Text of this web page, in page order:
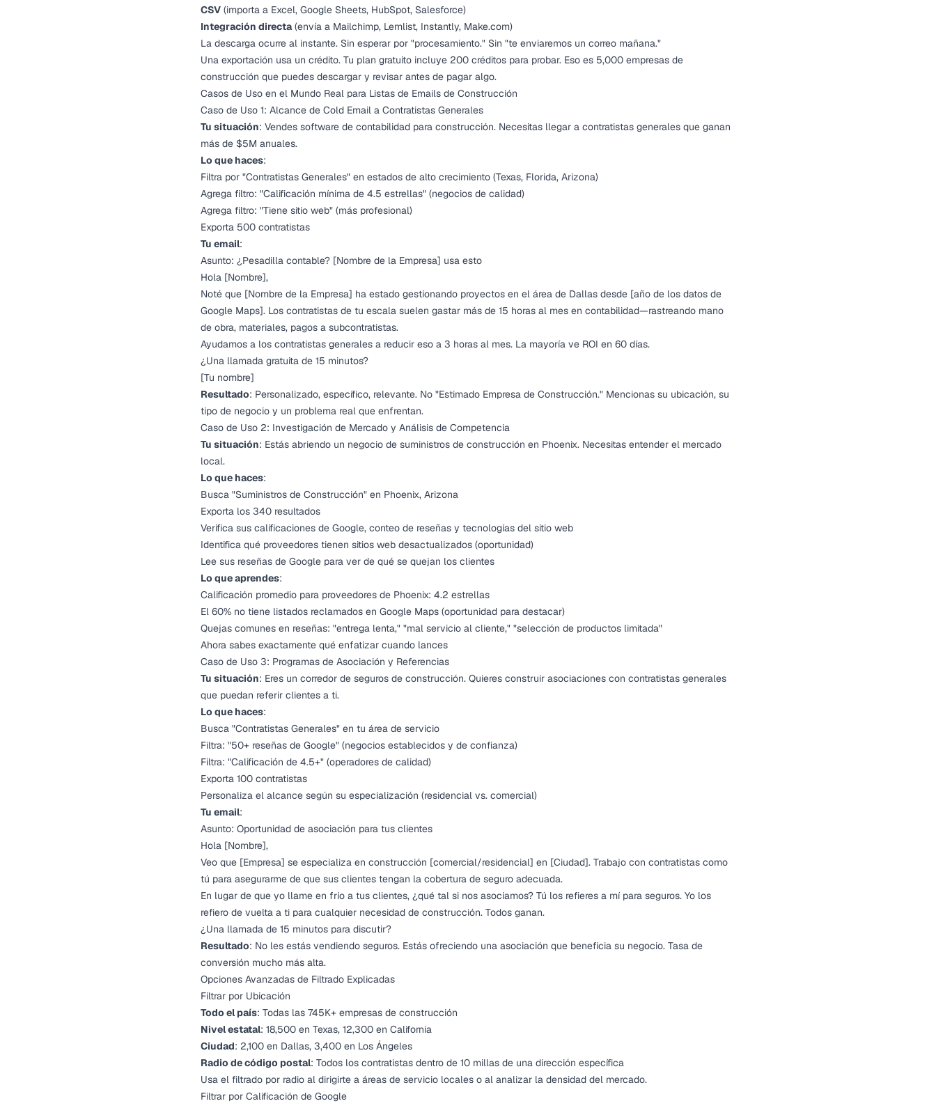
CSV (importa a Excel, Google Sheets, HubSpot, Salesforce)
Integración directa(envía a Mailchimp, Lemlist, Instantly, Make.com)
La descarga ocurre al instante. Sin esperar por "procesamiento." Sin "te enviaremos un correo mañana."
Una exportación usa un crédito. Tu plan gratuito incluye 200 créditos para probar. Eso es 5,000 empresas de
construcción que puedes descargar y revisar antes de pagar algo.
Casos de Uso en el Mundo Real para Listas de Emails de Construcción
Caso de Uso 1: Alcance de Cold Email a Contratistas Generales
Tu situación: Vendes software de contabilidad para construcción. Necesitas llegar a contratistas generales que ganan
más de $5M anuales.
Lo que haces:
Filtra por "Contratistas Generales" en estados de alto crecimiento (Texas, Florida, Arizona)
Agrega filtro: "Calificación mínima de 4.5 estrellas" (negocios de calidad)
Agrega filtro: "Tiene sitio web" (más profesional)
Exporta 500 contratistas
Tu email:
Asunto: ¿Pesadilla contable? [Nombre de la Empresa] usa esto
Hola [Nombre],
Noté que [Nombre de la Empresa] ha estado gestionando proyectos en el área de Dallas desde [año de los datos de
Google Maps]. Los contratistas de tu escala suelen gastar más de 15 horas al mes en contabilidad—rastreando mano
de obra, materiales, pagos a subcontratistas.
Ayudamos a los contratistas generales a reducir eso a 3 horas al mes. La mayoría ve ROI en 60 días.
¿Una llamada gratuita de 15 minutos?
[Tu nombre]
Resultado: Personalizado, específico, relevante. No "Estimado Empresa de Construcción." Mencionas su ubicación, su
tipo de negocio y un problema real que enfrentan.
Caso de Uso 2: Investigación de Mercado y Análisis de Competencia
Tu situación: Estás abriendo un negocio de suministros de construcción en Phoenix. Necesitas entender el mercado
local.
Lo que haces:
Busca "Suministros de Construcción" en Phoenix, Arizona
Exporta los 340 resultados
Verifica sus calificaciones de Google, conteo de reseñas y tecnologías del sitio web
Identifica qué proveedores tienen sitios web desactualizados (oportunidad)
Lee sus reseñas de Google para ver de qué se quejan los clientes
Lo que aprendes:
Calificación promedio para proveedores de Phoenix: 4.2 estrellas
El 60% no tiene listados reclamados en Google Maps (oportunidad para destacar)
Quejas comunes en reseñas: "entrega lenta," "mal servicio al cliente," "selección de productos limitada"
Ahora sabes exactamente qué enfatizar cuando lances
Caso de Uso 3: Programas de Asociación y Referencias
Tu situación: Eres un corredor de seguros de construcción. Quieres construir asociaciones con contratistas generales
que puedan referir clientes a ti.
Lo que haces:
Busca "Contratistas Generales" en tu área de servicio
Filtra: "50+ reseñas de Google" (negocios establecidos y de confianza)
Filtra: "Calificación de 4.5+" (operadores de calidad)
Exporta 100 contratistas
Personaliza el alcance según su especialización (residencial vs. comercial)
Tu email:
Asunto: Oportunidad de asociación para tus clientes
Hola [Nombre],
Veo que [Empresa] se especializa en construcción [comercial/residencial] en [Ciudad]. Trabajo con contratistas como
tú para asegurarme de que sus clientes tengan la cobertura de seguro adecuada.
En lugar de que yo llame en frío a tus clientes, ¿qué tal si nos asociamos? Tú los refieres a mí para seguros. Yo los
refiero de vuelta a ti para cualquier necesidad de construcción. Todos ganan.
¿Una llamada de 15 minutos para discutir?
Resultado: No les estás vendiendo seguros. Estás ofreciendo una asociación que beneficia su negocio. Tasa de
conversión mucho más alta.
Opciones Avanzadas de Filtrado Explicadas
Filtrar por Ubicación
Todo el país: Todas las 745K+ empresas de construcción
Nivel estatal: 18,500 en Texas, 12,300 en California
Ciudad: 2,100 en Dallas, 3,400 en Los Ángeles
Radio de código postal: Todos los contratistas dentro de 10 millas de una dirección específica
Usa el filtrado por radio al dirigirte a áreas de servicio locales o al analizar la densidad del mercado.
Filtrar por Calificación de Google